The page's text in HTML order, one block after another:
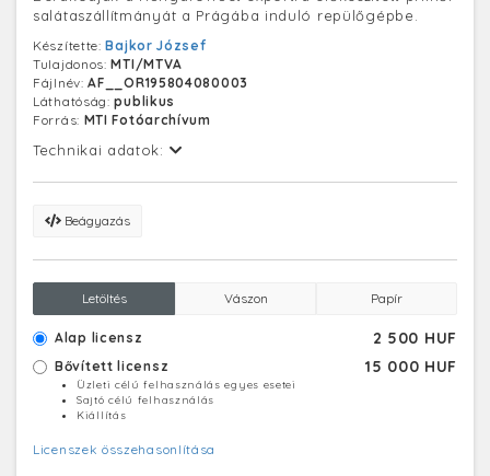
salátaszállítmányát a Prágába induló repülőgépbe.
Készítette:Bajkor József
Tulajdonos:MTI/MTVA
Fájlnév:AF__OR195804080003
Láthatóság:publikus
Forrás: MTI Fotóarchívum
Technikai adatok:
Beágyazás
Letöltés Vászon Papír
Alap licensz 2 500 HUF
Bővített licensz 15 000 HUF
Üzleti célú felhasználás egyes esetei
Sajtó célú felhasználás
Kiállítás
Licenszek összehasonlítása